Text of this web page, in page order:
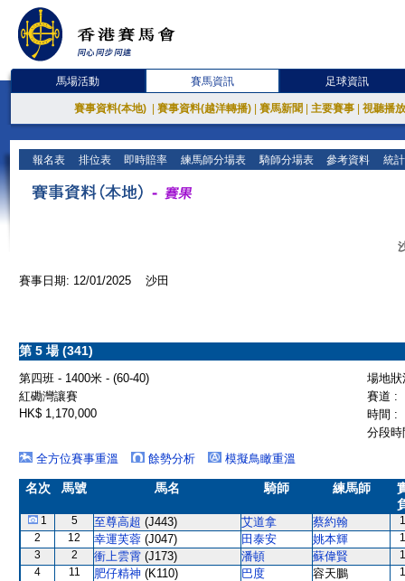
馬場活動 賽馬資訊 足球資訊
賽事資料(本地) 賽事資料(越洋轉播) 賽馬新聞 主要賽事 視聽播
報名表 排位表 即時賠率 練馬師分場表 騎師分場表 參考資料 統
賽事日期: 12/01/2025 沙田
第 5 場 (341)
第四班 - 1400米 - (60-40)
場地
紅磡灣讓賽
賽道 :
HK$ 1,170,000
時間 :
分段
全方位賽事重溫
餘勢分析 模擬鳥瞰重溫
名次 馬號 馬名 騎師 練馬師
1 5 至尊高超 (J443) 艾道拿 蔡約翰
2
12 幸運芙蓉 (J047) 田泰安 姚本輝
3
2 衝上雲霄 (J173) 潘頓 蘇偉賢
4
11 肥仔精神 (K110) 巴度 容天鵬